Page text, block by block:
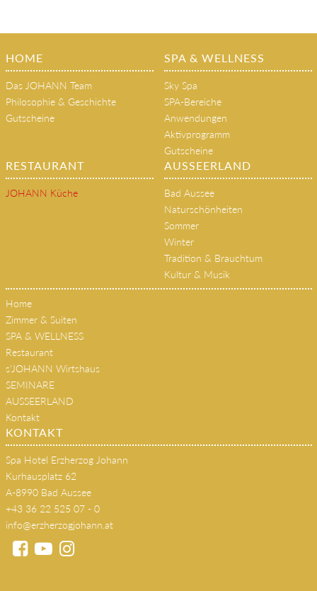
HOME
Das JOHANN Team
Philosophie & Geschichte
Gutscheine
SPA & WELLNESS
Sky Spa
SPA-Bereiche
Anwendungen
Aktivprogramm
Gutscheine
RESTAURANT
JOHANN Küche
AUSSEERLAND
Bad Aussee
Naturschönheiten
Sommer
Winter
Tradition & Brauchtum
Kultur & Musik
Home
Zimmer & Suiten
SPA & WELLNESS
Restaurant
s'JOHANN Wirtshaus
SEMINARE
AUSSEERLAND
Kontakt
KONTAKT
Spa Hotel Erzherzog Johann
Kurhausplatz 62
A-8990 Bad Aussee
+43 36 22 525 07 - 0
info@erzherzogjohann.at